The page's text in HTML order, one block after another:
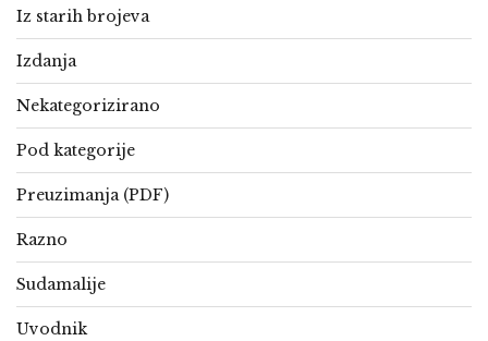
Iz starih brojeva
Izdanja
Nekategorizirano
Pod kategorije
Preuzimanja (PDF)
Razno
Sudamalije
Uvodnik